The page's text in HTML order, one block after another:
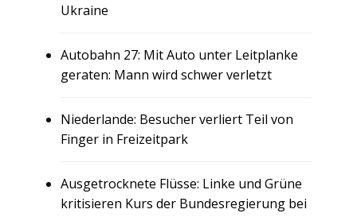
Ukraine
Autobahn 27: Mit Auto unter Leitplanke
geraten: Mann wird schwer verletzt
Niederlande: Besucher verliert Teil von
Finger in Freizeitpark
Ausgetrocknete Flüsse: Linke und Grüne
kritisieren Kurs der Bundesregierung bei